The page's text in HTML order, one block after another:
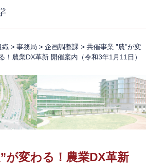
織 > 事務局 > 企画調整課 > 共催事業 ”農”が変
！農業DX革新 開催案内（令和3年1月11日）
が変わる！農業DX革新